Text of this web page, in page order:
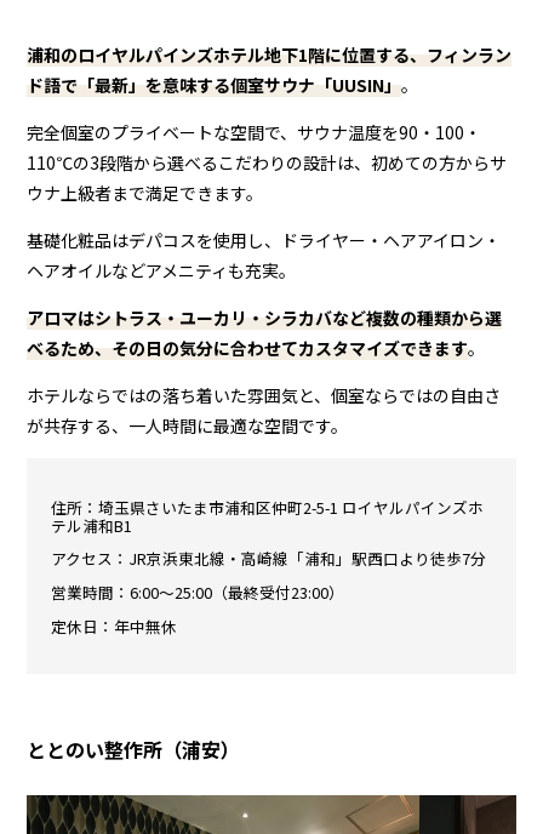
浦和のロイヤルパインズホテル地下1階に位置する、フィンラン
ド語で「最新」を意味する個室サウナ「UUSIN」。
完全個室のプライベートな空間で、サウナ温度を90・100・
110℃の3段階から選べるこだわりの設計は、初めての方からサ
ウナ上級者まで満足できます。
基礎化粧品はデパコスを使用し、ドライヤー・ヘアアイロン・
ヘアオイルなどアメニティも充実。
アロマはシトラス・ユーカリ・シラカバなど複数の種類から選
べるため、その日の気分に合わせてカスタマイズできます。
ホテルならではの落ち着いた雰囲気と、個室ならではの自由さ
が共存する、一人時間に最適な空間です。
住所：埼玉県さいたま市浦和区仲町2-5-1 ロイヤルパインズホ
テル浦和B1
アクセス：JR京浜東北線・高崎線「浦和」駅西口より徒歩7分
営業時間：6:00〜25:00（最終受付23:00）
定休日：年中無休
ととのい整作所（浦安）